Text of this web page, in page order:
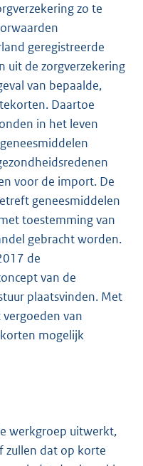
zo te
geregistreerde
uit de zorgverzekering
van bepaalde,
Daartoe
in het leven
voor de import. De
geneesmiddelen
toestemming van
gebracht worden.
de
van de
plaatsvinden. Met
van
mogelijk
werkgroep uitwerkt,
zullen dat op korte